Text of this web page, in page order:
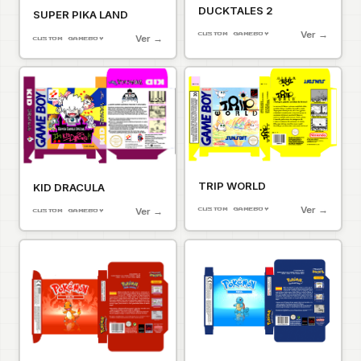
SUPER PIKA LAND
CUSTOM GAMEBOY Ver →
DUCKTALES 2
CUSTOM GAMEBOY Ver →
KID DRACULA
CUSTOM GAMEBOY Ver →
TRIP WORLD
CUSTOM GAMEBOY Ver →